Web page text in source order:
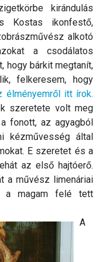
kirándulás
Kostas ikonfestő,
alkotó
a csodálatos
hogy bárkit megtanít,
felkeresem, hogy
élményemről itt írok.
szeretete volt meg
fonott, az agyagból
kézművesség által
E szeretet és a
az első hajtóerő.
a művész limenáriai
a magam felé tett
A